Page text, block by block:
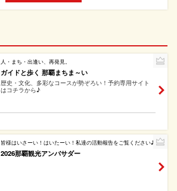
人・まち・出逢い、再発見。
ガイドと歩く 那覇まちま～い
歴史・文化、多彩なコースが勢ぞろい！予約専用サイト
はコチラから♪
皆様はいさーい！はいたーい！私達の活動報告をご覧ください♪
2026那覇観光アンバサダー